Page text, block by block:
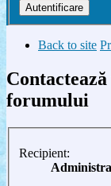
Back to site
forumului
Recipient: